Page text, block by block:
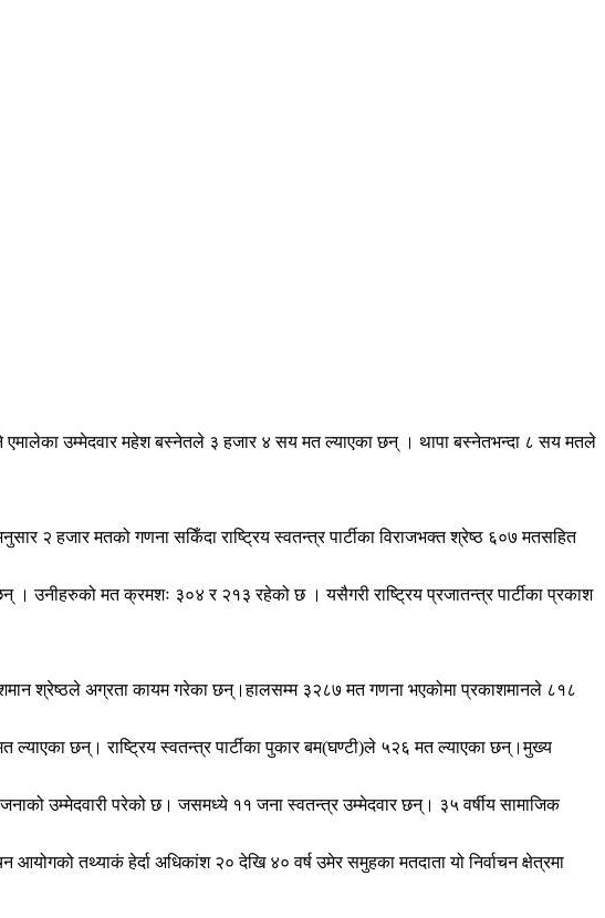
एमालेका उम्मेदवार महेश बस्नेतले ३ हजार ४ सय मत ल्याएका छन् । थापा बस्नेतभन्दा ८ सय मतले
२ हजार मतको गणना सकिँदा राष्ट्रिय स्वतन्त्र पार्टीका विराजभक्त श्रेष्ठ ६०७ मतसहित
। उनीहरुको मत क्रमशः ३०४ र २१३ रहेको छ । यसैगरी राष्ट्रिय प्रजातन्त्र पार्टीका प्रकाश
श्रेष्ठले अग्रता कायम गरेका छन्।हालसम्म ३२८७ मत गणना भएकोमा प्रकाशमानले ८१८
छन्। राष्ट्रिय स्वतन्त्र पार्टीका पुकार बम(घण्टी)ले ५२६ मत ल्याएका छन्।मुख्य
उम्मेदवारी परेको छ। जसमध्ये ११ जना स्वतन्त्र उम्मेदवार छन्। ३५ वर्षीय सामाजिक
तथ्याकं हेर्दा अधिकांश २० देखि ४० वर्ष उमेर समुहका मतदाता यो निर्वाचन क्षेत्रमा